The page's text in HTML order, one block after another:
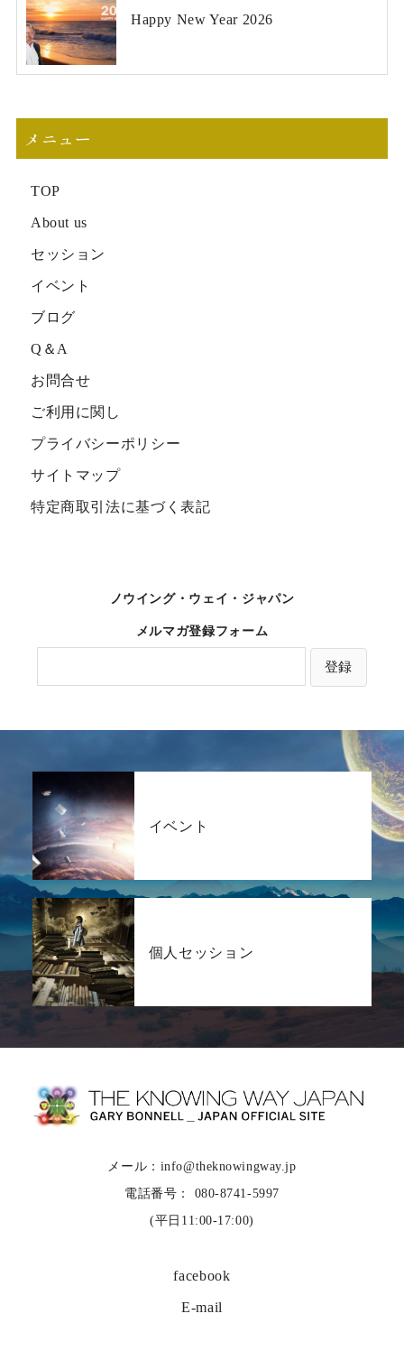
Happy New Year 2026
メニュー
TOP
About us
セッション
イベント
ブログ
Q＆A
お問合せ
ご利用に関し
プライバシーポリシー
サイトマップ
特定商取引法に基づく表記
ノウイング・ウェイ・ジャパン
メルマガ登録フォーム
イベント
個人セッション
メール：info@theknowingway.jp
電話番号： 080-8741-5997
(平日11:00-17:00)
facebook
E-mail